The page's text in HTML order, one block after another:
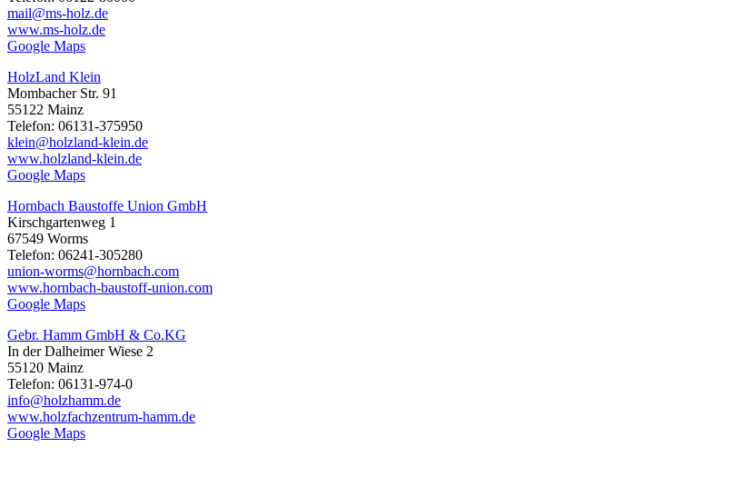
mail@ms-holz.de
www.ms-holz.de
Google Maps
HolzLand Klein
Mombacher Str. 91
55122 Mainz
Telefon: 06131-375950
klein@holzland-klein.de
www.holzland-klein.de
Google Maps
Hornbach Baustoffe Union GmbH
Kirschgartenweg 1
67549 Worms
Telefon: 06241-305280
union-worms@hornbach.com
www.hornbach-baustoff-union.com
Google Maps
Gebr. Hamm GmbH & Co.KG
In der Dalheimer Wiese 2
55120 Mainz
Telefon: 06131-974-0
info@holzhamm.de
www.holzfachzentrum-hamm.de
Google Maps